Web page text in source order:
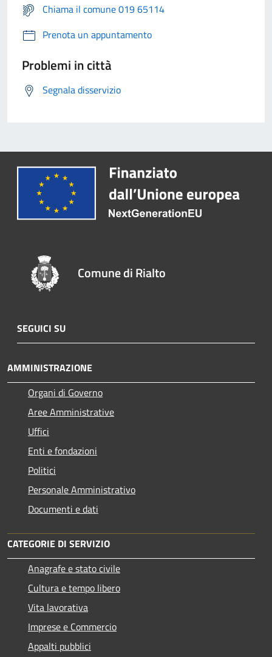
Chiama il comune 019 65114
Prenota un appuntamento
Problemi in città
Segnala disservizio
Comune di Rialto
SEGUICI SU
AMMINISTRAZIONE
Organi di Governo
Aree Amministrative
Uffici
Enti e fondazioni
Politici
Personale Amministrativo
Documenti e dati
CATEGORIE DI SERVIZIO
Anagrafe e stato civile
Cultura e tempo libero
Vita lavorativa
Imprese e Commercio
Appalti pubblici